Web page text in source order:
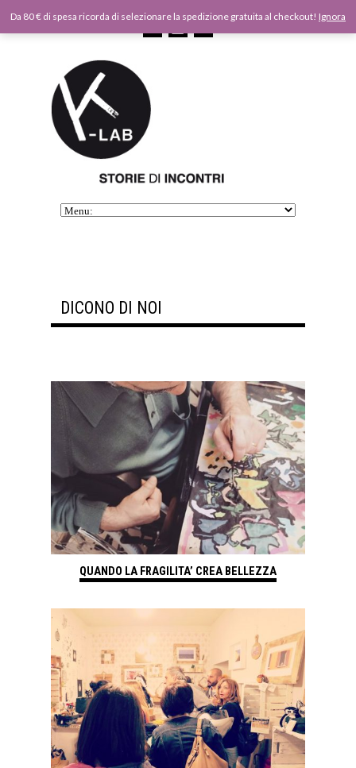
DICONO DI NOI
QUANDO LA FRAGILITA’ CREA BELLEZZA
Da 80 € di spesa ricorda di selezionare la spedizione gratuita al checkout! Ignora